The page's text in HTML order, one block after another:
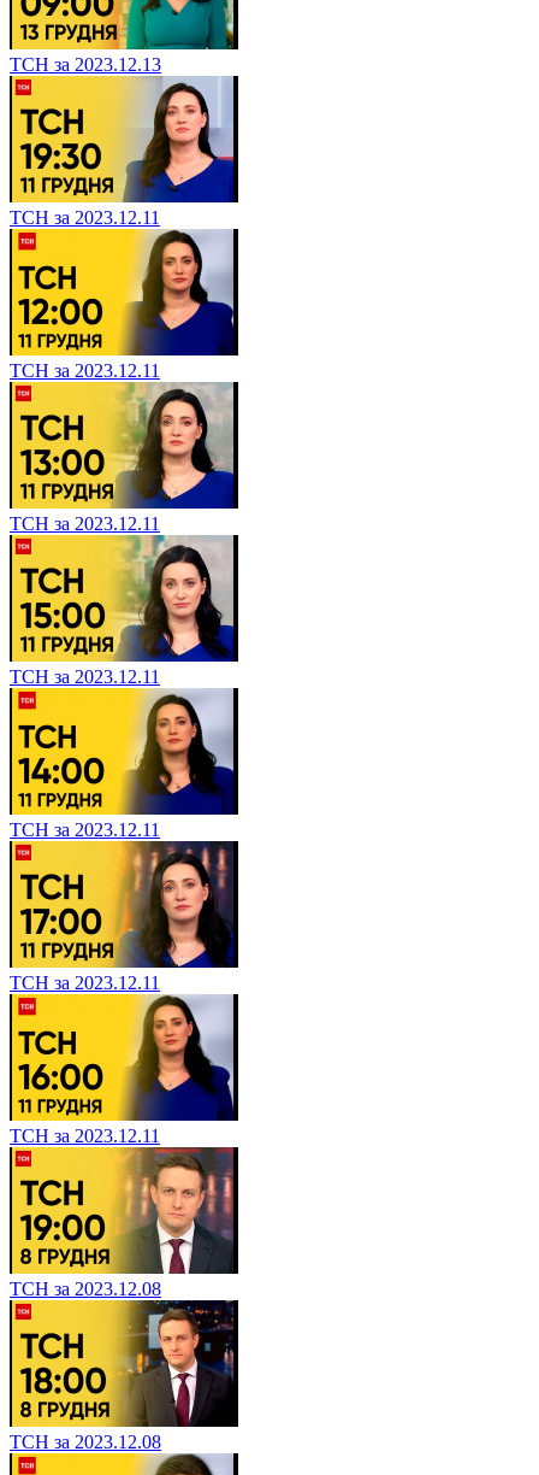
ТСН за 2023.12.13
ТСН за 2023.12.11
ТСН за 2023.12.11
ТСН за 2023.12.11
ТСН за 2023.12.11
ТСН за 2023.12.11
ТСН за 2023.12.11
ТСН за 2023.12.11
ТСН за 2023.12.08
ТСН за 2023.12.08